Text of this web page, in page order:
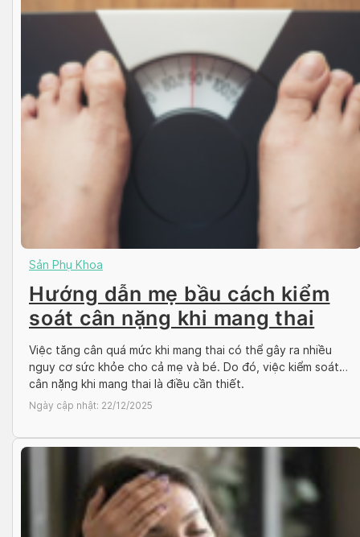
Sản Phụ Khoa
Hướng dẫn mẹ bầu cách kiểm
soát cân nặng khi mang thai
Việc tăng cân quá mức khi mang thai có thể gây ra nhiều
nguy cơ sức khỏe cho cả mẹ và bé. Do đó, việc kiểm soát
cân nặng khi mang thai là điều cần thiết.
Ngày cập nhật: 22/12/2025